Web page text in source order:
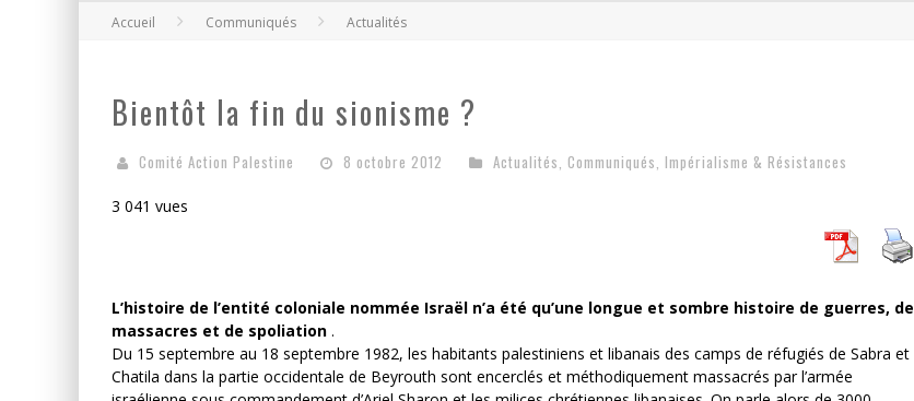
CHANTAGE TERRORISTE
LA GUERRE SIONISTE, LA GUERRE DÉMOGRAPHIQUE
Accueil Communiqués Actualités
Bientôt la fin du sionisme ?
Comité Action Palestine 8 octobre 2012 Actualités, Communiqués, Impérialisme & Résistances
3 041 vues
L’histoire de l’entité coloniale nommée Israël n’a été qu’une longue et sombre histoire de guerres, de
massacres et de spoliation .
Du 15 septembre au 18 septembre 1982, les habitants palestiniens et libanais des camps de réfugiés de Sabra et
Chatila dans la partie occidentale de Beyrouth sont encerclés et méthodiquement massacrés par l’armée